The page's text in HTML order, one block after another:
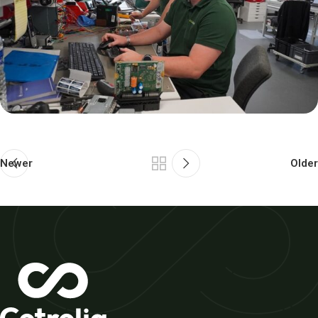
DÉCOUVREZ NOS OFFRES
D'EMPLOI
Newer Older